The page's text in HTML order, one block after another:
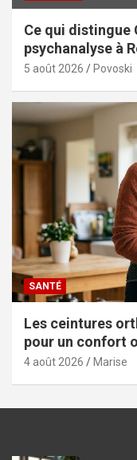
Ce qui distingue
psychanalyse à
5 août 2026 Povoski
SANTÉ
Les ceintures
pour un confort
4 août 2026 Marise